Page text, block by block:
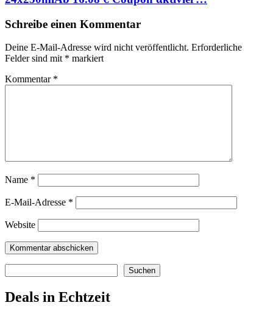
Schreibe einen Kommentar
Deine E-Mail-Adresse wird nicht veröffentlicht. Erforderliche
Felder sind mit * markiert
Kommentar *
Name *
E-Mail-Adresse *
Website
Suchen
Deals in Echtzeit